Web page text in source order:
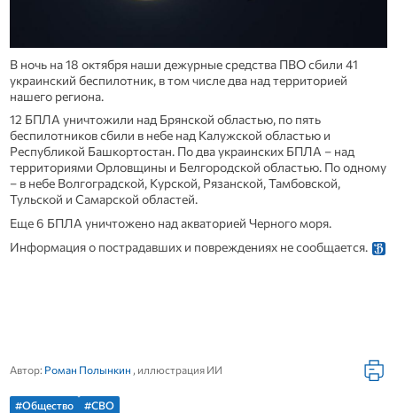
В ночь на 18 октября наши дежурные средства ПВО сбили 41
украинский беспилотник, в том числе два над территорией
нашего региона.
12 БПЛА уничтожили над Брянской областью, по пять
беспилотников сбили в небе над Калужской областью и
Республикой Башкортостан. По два украинских БПЛА – над
территориями Орловщины и Белгородской областью. По одному
– в небе Волгоградской, Курской, Рязанской, Тамбовской,
Тульской и Самарской областей.
Еще 6 БПЛА уничтожено над акваторией Черного моря.
Информация о пострадавших и повреждениях не сообщается.
Автор: Роман Полынкин , иллюстрация ИИ
#Общество #СВО